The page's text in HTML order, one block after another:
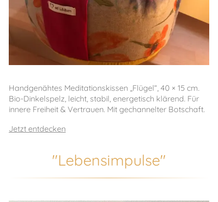
Handgenähtes Meditationskissen „Flügel“, 40 × 15 cm.
Bio-Dinkelspelz, leicht, stabil, energetisch klärend. Für
innere Freiheit & Vertrauen. Mit gechannelter Botschaft.
Jetzt entdecken
"Lebensimpulse"